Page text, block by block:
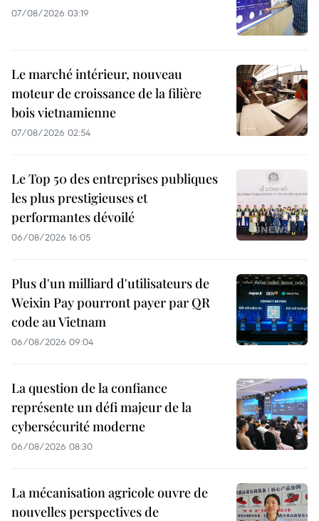
07/08/2026 03:19
Le marché intérieur, nouveau
moteur de croissance de la filière
bois vietnamienne
07/08/2026 02:54
Le Top 50 des entreprises publiques
les plus prestigieuses et
performantes dévoilé
06/08/2026 16:05
Plus d'un milliard d'utilisateurs de
Weixin Pay pourront payer par QR
code au Vietnam
06/08/2026 09:04
La question de la confiance
représente un défi majeur de la
cybersécurité moderne
06/08/2026 08:30
La mécanisation agricole ouvre de
nouvelles perspectives de